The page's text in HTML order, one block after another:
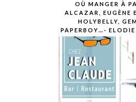
OÙ MANGER À
ALCAZAR, EUGÈNE
HOLYBELLY,
PAPERBOY…- ELODIE